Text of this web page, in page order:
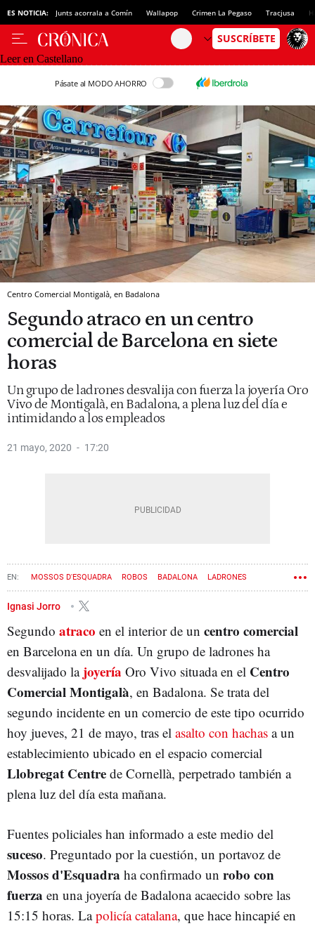
ES NOTICIA: Junts acorrala a Comín Wallapop Crimen La Pegaso Tracjusa
Leer en Castellano
Pásate al MODO AHORRO
Centro Comercial Montigalà, en Badalona
Segundo atraco en un centro
comercial de Barcelona en siete
horas
Un grupo de ladrones desvalija con fuerza la joyería Oro
Vivo de Montigalà, en Badalona, a plena luz del día e
intimidando a los empleados
21 mayo, 2020 17:20
MOSSOS D'ESQUADRA ROBOS BADALONA LADRONES
Ignasi Jorro
Segundo atraco en el interior de un centro comercial
en Barcelona en un día. Un grupo de ladrones ha
desvalijado la joyería Oro Vivo situada en el Centro
Comercial Montigalà, en Badalona. Se trata del
segundo incidente en un comercio de este tipo ocurrido
hoy jueves, 21 de mayo, tras el asalto con hachas a un
establecimiento ubicado en el espacio comercial
Llobregat Centre de Cornellà, perpetrado también a
plena luz del día esta mañana.
Fuentes policiales han informado a este medio del
suceso. Preguntado por la cuestión, un portavoz de
Mossos d'Esquadra ha confirmado un robo con
fuerza en una joyería de Badalona acaecido sobre las
15:15 horas. Lapolicía catalana, que hace hincapié en